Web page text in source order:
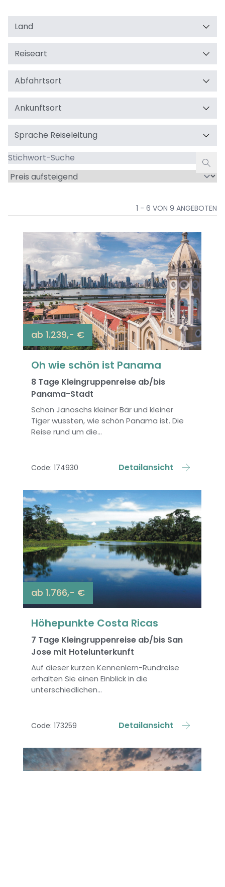
Land
Reiseart
Abfahrtsort
Ankunftsort
Sprache Reiseleitung
Stichwort-
Suche
Sortieren
1 - 6 VON 9 ANGEBOTEN
ab 1.239,- €
Oh wie schön ist Panama
8 Tage Kleingruppenreise ab/bis
Panama-Stadt
Schon Janoschs kleiner Bär und kleiner
Tiger wussten, wie schön Panama ist. Die
Reise rund um die...
Code: 174930 Detailansicht
ab 1.766,- €
Höhepunkte Costa Ricas
7 Tage Kleingruppenreise ab/bis San
Jose mit Hotelunterkunft
Auf dieser kurzen Kennenlern-Rundreise
erhalten Sie einen Einblick in die
unterschiedlichen...
Code: 173259 Detailansicht